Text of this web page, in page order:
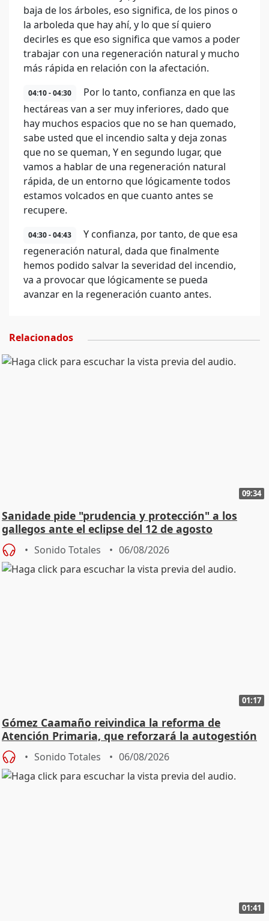
baja de los árboles, eso significa, de los pinos o
la arboleda que hay ahí, y lo que sí quiero
decirles es que eso significa que vamos a poder
trabajar con una regeneración natural y mucho
más rápida en relación con la afectación.
04:10 - 04:30
Por lo tanto, confianza en que las
hectáreas van a ser muy inferiores, dado que
hay muchos espacios que no se han quemado,
sabe usted que el incendio salta y deja zonas
que no se queman, Y en segundo lugar, que
vamos a hablar de una regeneración natural
rápida, de un entorno que lógicamente todos
estamos volcados en que cuanto antes se
recupere.
04:30 - 04:43
Y confianza, por tanto, de que esa
regeneración natural, dada que finalmente
hemos podido salvar la severidad del incendio,
va a provocar que lógicamente se pueda
avanzar en la regeneración cuanto antes.
Relacionados
09:34
Sanidade pide "prudencia y protección" a los
gallegos ante el eclipse del 12 de agosto
Sonido Totales 06/08/2026
01:17
Gómez Caamaño reivindica la reforma de
Atención Primaria, que reforzará la autogestión
Sonido Totales 06/08/2026
01:41